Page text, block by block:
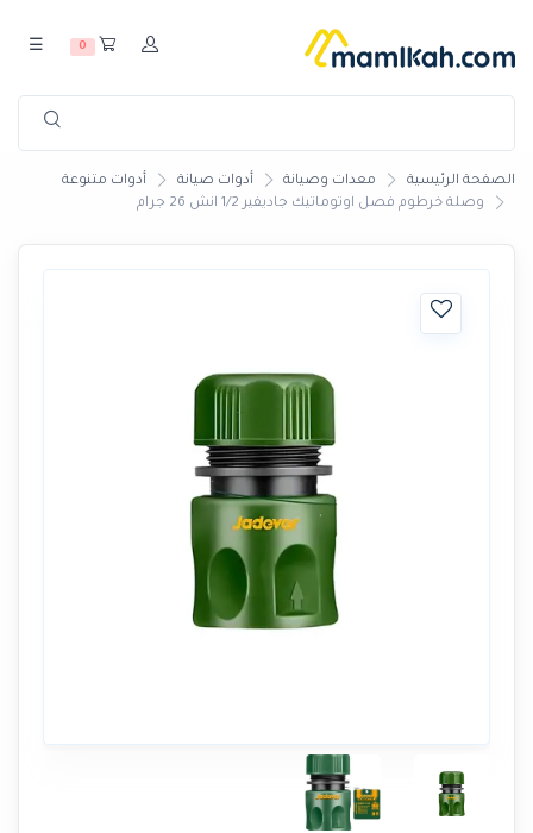
0
☰
الصفحة الرئيسية معدات وصيانة أدوات صيانة
أدوات متنوعة
وصلة خرطوم فصل اوتوماتيك جاديفير 1/2 انش 26 جرام